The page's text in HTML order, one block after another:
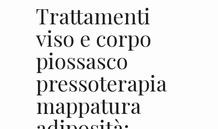
Trattamenti
viso e corpo
piossasco
pressoterapia
mappatura